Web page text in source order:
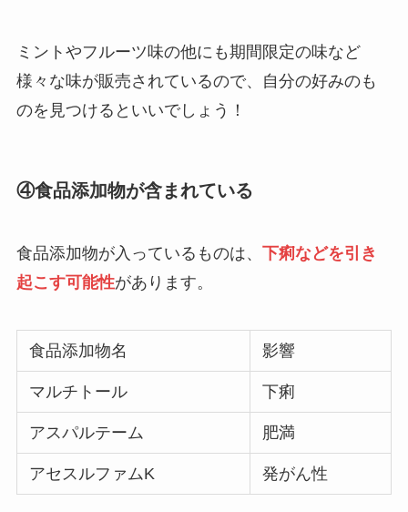
炭酸水レモンが体に悪い理由は？太るか
ら？効果や危険性を詳しく紹介！
ミントやフルーツ味の他にも期間限定の味など
様々な味が販売されているので、自分の好みのも
のを見つけるといいでしょう！
④食品添加物が含まれている
食品添加物が入っているものは、 下痢などを引き
起こす可能性があります。
食品添加物名 影響
マルチトール 下痢
アスパルテーム 肥満
アセスルファムK 発がん性